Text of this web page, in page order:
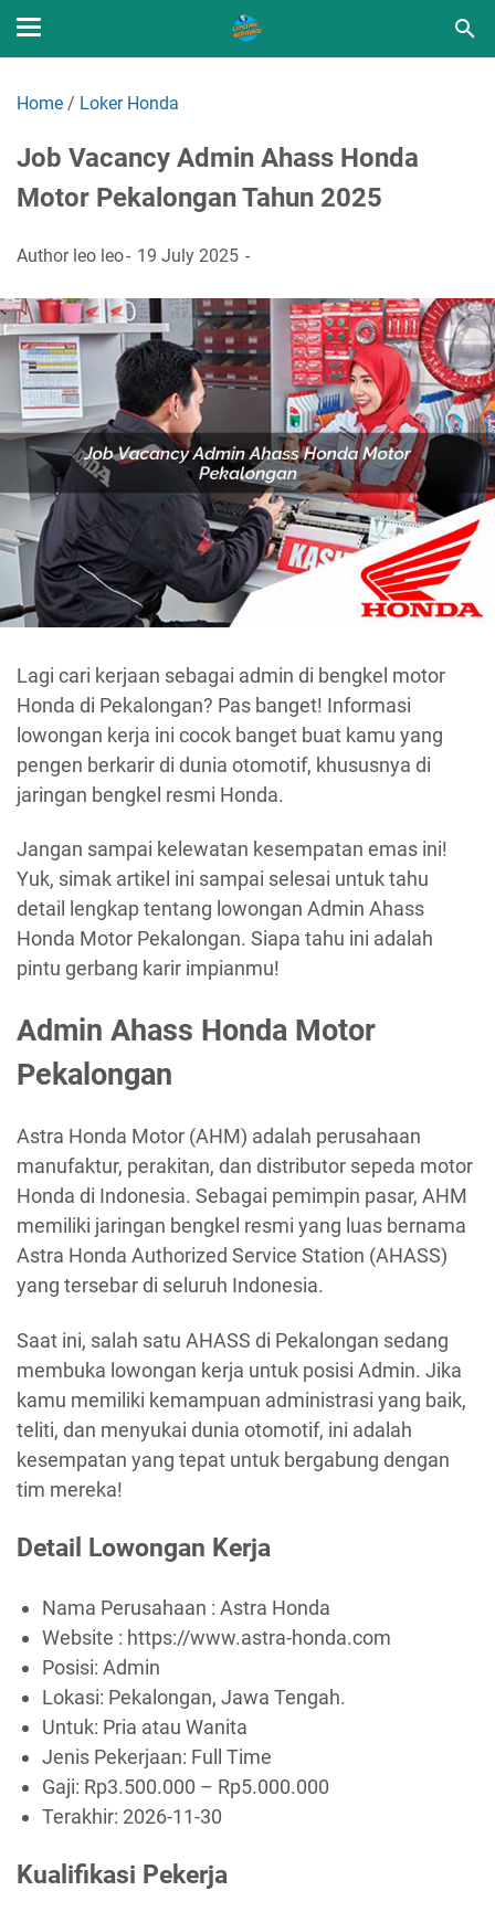
Home / Loker Honda
Job Vacancy Admin Ahass Honda
Motor Pekalongan Tahun 2025
Author leo leo 19 July 2025
Lagi cari kerjaan sebagai admin di bengkel motor
Honda di Pekalongan? Pas banget! Informasi
lowongan kerja ini cocok banget buat kamu yang
pengen berkarir di dunia otomotif, khususnya di
jaringan bengkel resmi Honda.
Jangan sampai kelewatan kesempatan emas ini!
Yuk, simak artikel ini sampai selesai untuk tahu
detail lengkap tentang lowongan Admin Ahass
Honda Motor Pekalongan. Siapa tahu ini adalah
pintu gerbang karir impianmu!
Admin Ahass Honda Motor
Pekalongan
Astra Honda Motor (AHM) adalah perusahaan
manufaktur, perakitan, dan distributor sepeda motor
Honda di Indonesia. Sebagai pemimpin pasar, AHM
memiliki jaringan bengkel resmi yang luas bernama
Astra Honda Authorized Service Station (AHASS)
yang tersebar di seluruh Indonesia.
Saat ini, salah satu AHASS di Pekalongan sedang
membuka lowongan kerja untuk posisi Admin. Jika
kamu memiliki kemampuan administrasi yang baik,
teliti, dan menyukai dunia otomotif, ini adalah
kesempatan yang tepat untuk bergabung dengan
tim mereka!
Detail Lowongan Kerja
Nama Perusahaan : Astra Honda
Website : https://www.astra-honda.com
Posisi: Admin
Lokasi: Pekalongan, Jawa Tengah.
Untuk: Pria atau Wanita
Jenis Pekerjaan: Full Time
Gaji: Rp3.500.000 – Rp5.000.000
Terakhir: 2026-11-30
Kualifikasi Pekerja